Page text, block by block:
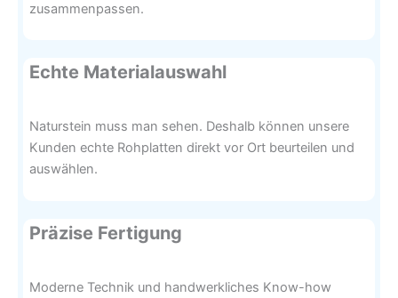
zusammenpassen.
Echte Materialauswahl
Naturstein muss man sehen. Deshalb können unsere
Kunden echte Rohplatten direkt vor Ort beurteilen und
auswählen.
Präzise Fertigung
Moderne Technik und handwerkliches Know-how